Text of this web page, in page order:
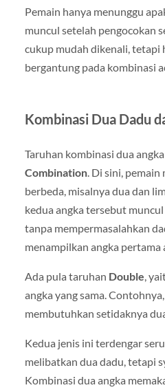
Pemain hanya menunggu
muncul setelah pengocokan
cukup mudah dikenali, tetapi
bergantung pada kombinasi
Kombinasi Dua Dadu
Taruhan kombinasi dua
Combination. Di sini, pemain
berbeda, misalnya dua dan
kedua angka tersebut
tanpa mempermasalahkan
menampilkan angka pertama
Ada pula taruhan Double,
angka yang sama.
membutuhkan setidaknya
Kedua jenis ini terdengar
melibatkan dua dadu, tetapi
Kombinasi dua angka